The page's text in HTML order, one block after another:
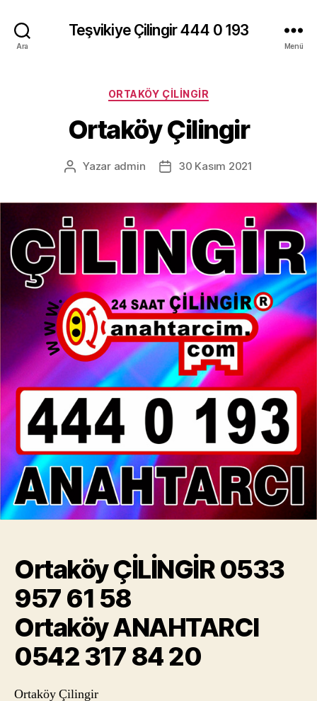
Ara
Teşvikiye Çilingir 444 0 193
Menü
Kategoriler
ORTAKÖY ÇILINGIR
Ortaköy Çilingir
Yazının
Yazar admin
Yazı30 Kasım 2021
Ortaköy ÇİLİNGİR 0533
957 61 58
Ortaköy ANAHTARCI
0542 317 84 20
Ortaköy Çilingir